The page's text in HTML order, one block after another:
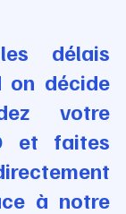
délais
on décide
votre
et faites
à notre